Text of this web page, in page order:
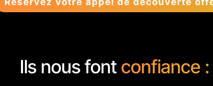
Ils nous font confiance :